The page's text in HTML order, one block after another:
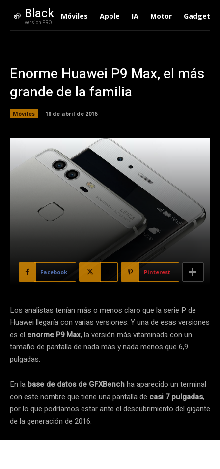
Black
version PRO
Móviles Apple IA Motor Gadgets
Enorme Huawei P9 Max, el más
grande de la familia
Móviles 18 de abril de 2016
Facebook Pinterest
Los analistas tenían más o menos claro que la serie P de
Huawei llegaría con varias versiones. Y una de esas versiones
es el enorme P9 Max, la versión más vitaminada con un
tamaño de pantalla de nada más y nada menos que 6,9
pulgadas.
En la base de datos de GFXBenchha aparecido un terminal
con este nombre que tiene una pantalla de casi 7 pulgadas,
por lo que podríamos estar ante el descubrimiento del gigante
de la generación de 2016.